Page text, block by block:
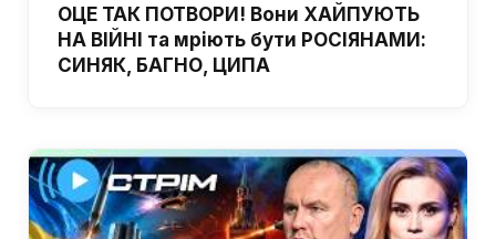
ОЦЕ ТАК ПОТВОРИ! Вони ХАЙПУЮТЬ
НА ВІЙНІ та мріють бути РОСІЯНАМИ:
СИНЯК, БАГНО, ЦИПА